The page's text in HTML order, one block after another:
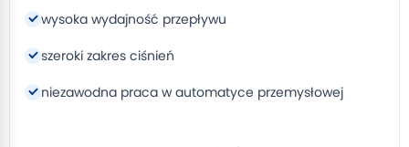
wysoka wydajność przepływu
szeroki zakres ciśnień
niezawodna praca w automatyce przemysłowej